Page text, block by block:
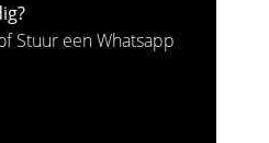
Stuur een Whatsapp